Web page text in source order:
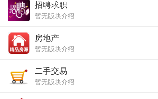
招聘求职
暂无版块介绍
房地产
暂无版块介绍
二手交易
暂无版块介绍